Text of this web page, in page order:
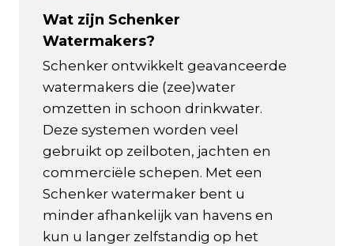
Wat zijn Schenker
Watermakers?
Schenker ontwikkelt geavanceerde
watermakers die (zee)water
omzetten in schoon drinkwater.
Deze systemen worden veel
gebruikt op zeilboten, jachten en
commerciële schepen. Met een
Schenker watermaker bent u
minder afhankelijk van havens en
kun u langer zelfstandig op het